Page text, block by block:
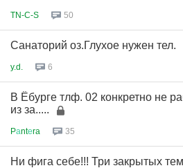
TN-C-S 50
Санаторий оз.Глухое нужен тел.
y.d. 6
В Ёбурге тлф. 02 конкретно не
из за.....
Pаntеra 35
Ни фига себе!!! Три закрытых